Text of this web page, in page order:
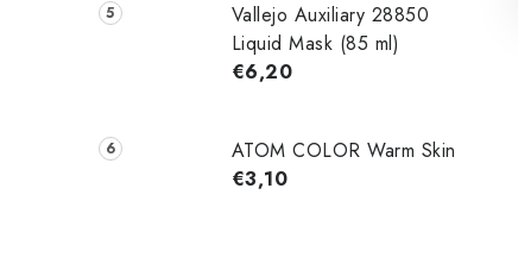
Vallejo Auxiliary 28850
Liquid Mask (85 ml)
€6,20
ATOM COLOR Warm Skin
€3,10